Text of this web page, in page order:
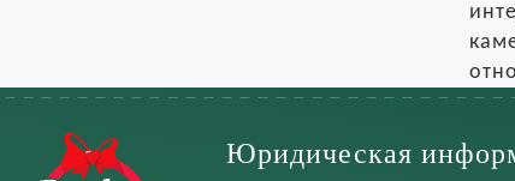
Юридическая